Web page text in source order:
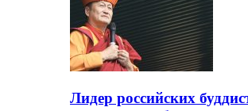
Лидер российских